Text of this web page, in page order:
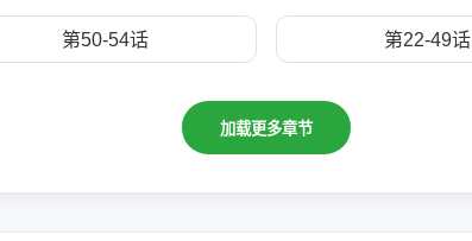
第50-54话 第22-49话
加载更多章节